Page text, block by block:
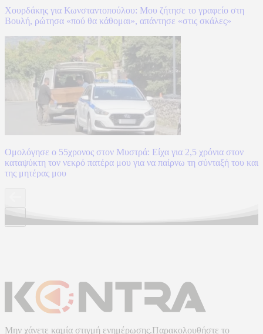
Χουρδάκης για Κωνσταντοπούλου: Μου ζήτησε το γραφείο στη
Βουλή, ρώτησα «πού θα κάθομαι», απάντησε «στις σκάλες»
Ομολόγησε ο 55χρονος στον Μυστρά: Είχα για 2,5 χρόνια στον
καταψύκτη τον νεκρό πατέρα μου για να παίρνω τη σύνταξή του και
της μητέρας μου
Μην χάνετε καμία στιγμή ενημέρωσης.Παρακολουθήστε το